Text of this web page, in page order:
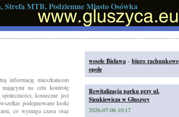
Strefa MTB, Podziemne Miasto Osówka
informację mieszkańcom
na celu kontrolę
konieczne jest
podejmowane kroki
co wymaga czasu oraz
wesele Bielawa - biuro rachunkowe
opole
Rewitalizacja parku przy ul.
Sienkiewicza w Głuszycy
2026-07-06 10:17